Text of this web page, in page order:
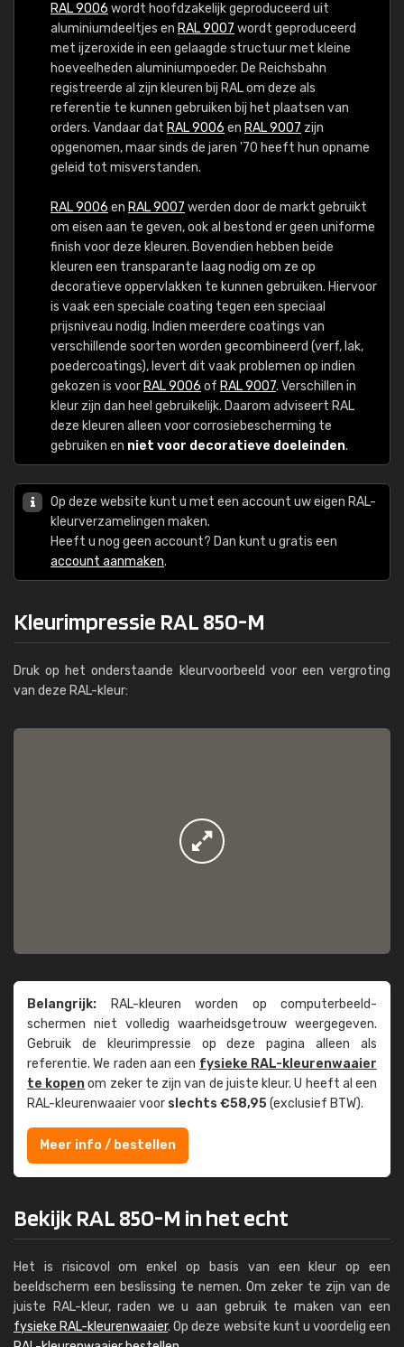
RAL 9006 wordt hoofdzakelijk geproduceerd uit
aluminiumdeeltjes en RAL 9007 wordt geproduceerd
met ijzeroxide in een gelaagde structuur met kleine
hoeveelheden aluminiumpoeder. De Reichsbahn
registreerde al zijn kleuren bij RAL om deze als
referentie te kunnen gebruiken bij het plaatsen van
orders. Vandaar dat RAL 9006 en RAL 9007 zijn
opgenomen, maar sinds de jaren '70 heeft hun opname
geleid tot misverstanden.
RAL 9006 en RAL 9007 werden door de markt gebruikt
om eisen aan te geven, ook al bestond er geen uniforme
finish voor deze kleuren. Bovendien hebben beide
kleuren een transparante laag nodig om ze op
decoratieve oppervlakken te kunnen gebruiken. Hiervoor
is vaak een speciale coating tegen een speciaal
prijsniveau nodig. Indien meerdere coatings van
verschillende soorten worden gecombineerd (verf, lak,
poedercoatings), levert dit vaak problemen op indien
gekozen is voor RAL 9006 of RAL 9007. Verschillen in
kleur zijn dan heel gebruikelijk. Daarom adviseert RAL
deze kleuren alleen voor corrosiebescherming te
gebruiken en niet voor decoratieve doeleinden.
Op deze website kunt u met een account uw eigen RAL-
kleurverzamelingen maken.
Heeft u nog geen account? Dan kunt u gratis een
account aanmaken.
Kleurimpressie RAL 850-M
Druk op het onderstaande kleurvoorbeeld voor een vergroting
van deze RAL-kleur:
Belangrijk: RAL-kleuren worden op computer­beeld­
schermen niet volledig waarheids­­getrouw weer­gegeven.
Gebruik de kleur­impressie op deze pagina alleen als
referentie. We raden aan een fysieke RAL-kleuren­waaier
te kopenom zeker te zijn van de juiste kleur. U heeft al een
RAL-kleuren­waaier voor slechts €58,95(exclusief BTW).
Meer info / bestellen
Bekijk RAL 850-M in het echt
Het is risicovol om enkel op basis van een kleur op een
beeldscherm een beslissing te nemen. Om zeker te zijn van de
juiste RAL-kleur, raden we u aan gebruik te maken van een
fysieke RAL-kleurenwaaier. Op deze website kunt u voordelig een